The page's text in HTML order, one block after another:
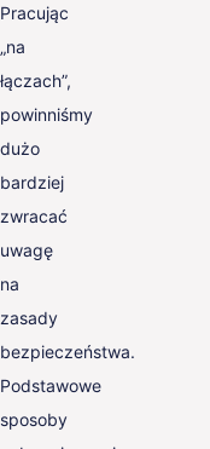
Pracując
„na
łączach”,
powinniśmy
dużo
bardziej
zwracać
uwagę
na
zasady
bezpieczeństwa.
Podstawowe
sposoby